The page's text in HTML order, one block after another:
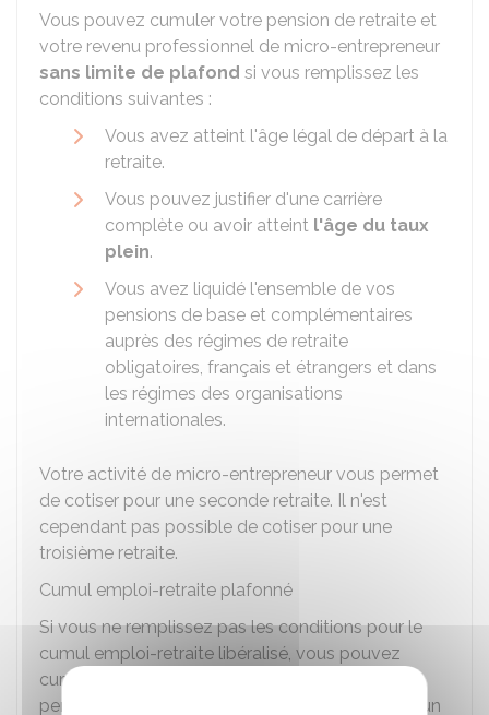
Vous pouvez cumuler votre pension de retraite et
votre revenu professionnel de micro-entrepreneur
sans limite de plafond si vous remplissez les
conditions suivantes :
Vous avez atteint l'âge légal de départ à la
retraite.
Vous pouvez justifier d'une carrière
complète ou avoir atteint l'âge du taux
plein.
Vous avez liquidé l'ensemble de vos
pensions de base et complémentaires
auprès des régimes de retraite
obligatoires, français et étrangers et dans
les régimes des organisations
internationales.
Votre activité de micro-entrepreneur vous permet
de cotiser pour une seconde retraite. Il n'est
cependant pas possible de cotiser pour une
troisième retraite.
Cumul emploi-retraite plafonné
Si vous ne remplissez pas les conditions pour le
cumul emploi-retraite libéralisé, vous pouvez
cumuler votre revenu professionnel et votre
pension. Dans ce cas, elle ne doit pas dépasser un